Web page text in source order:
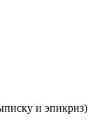
и эпикриз)